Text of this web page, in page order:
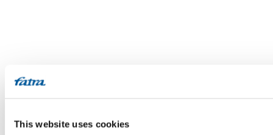
This website uses cookies